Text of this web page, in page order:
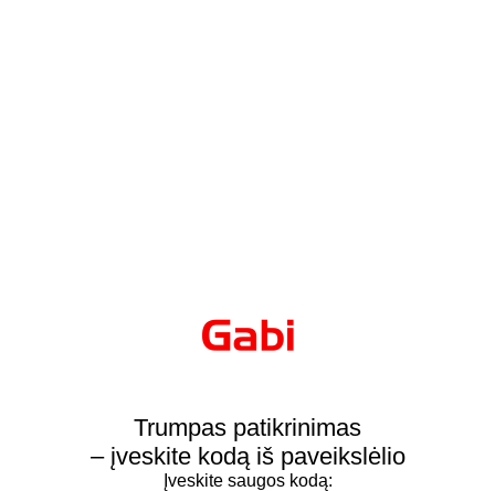
Trumpas patikrinimas
– įveskite kodą iš paveikslėlio
Įveskite saugos kodą: